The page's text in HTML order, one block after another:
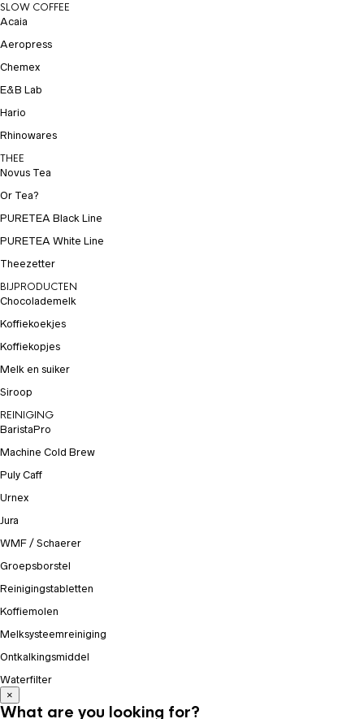
SLOW COFFEE
Acaia
Aeropress
Chemex
E&B Lab
Hario
Rhinowares
THEE
Novus Tea
Or Tea?
PURETEA Black Line
PURETEA White Line
Theezetter
BIJPRODUCTEN
Chocolademelk
Koffiekoekjes
Koffiekopjes
Melk en suiker
Siroop
REINIGING
BaristaPro
Machine Cold Brew
Puly Caff
Urnex
Jura
WMF / Schaerer
Groepsborstel
Reinigingstabletten
Koffiemolen
Melksysteemreiniging
Ontkalkingsmiddel
Waterfilter
×
What are you looking for?